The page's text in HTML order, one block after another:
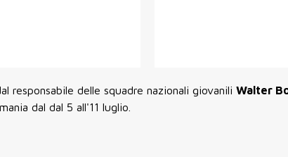
delle squadre nazionali giovanili Walter
dal dal 5 all'11 luglio.